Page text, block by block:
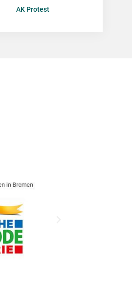
AK Protest